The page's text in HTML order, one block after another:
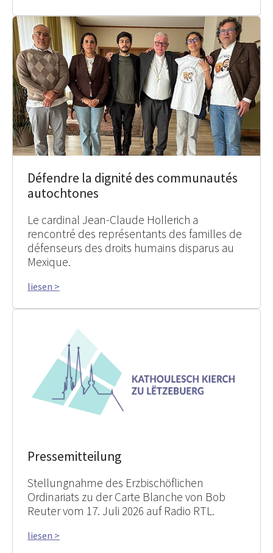
Défendre la dignité des communautés
autochtones
Le cardinal Jean-Claude Hollerich a
rencontré des représentants des familles de
défenseurs des droits humains disparus au
Mexique.
liesen >
Pressemitteilung
Stellungnahme des Erzbischöflichen
Ordinariats zu der Carte Blanche von Bob
Reuter vom 17. Juli 2026 auf Radio RTL.
liesen >